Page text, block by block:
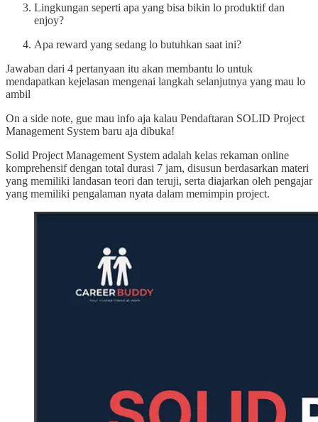
Lingkungan seperti apa yang bisa bikin lo produktif dan
enjoy?
Apa reward yang sedang lo butuhkan saat ini?
Jawaban dari 4 pertanyaan itu akan membantu lo untuk
mendapatkan kejelasan mengenai langkah selanjutnya yang mau lo
ambil
On a side note, gue mau info aja kalau Pendaftaran SOLID Project
Management System baru aja dibuka!
Solid Project Management System adalah kelas rekaman online
komprehensif dengan total durasi 7 jam, disusun berdasarkan materi
yang memiliki landasan teori dan teruji, serta diajarkan oleh pengajar
yang memiliki pengalaman nyata dalam memimpin project.